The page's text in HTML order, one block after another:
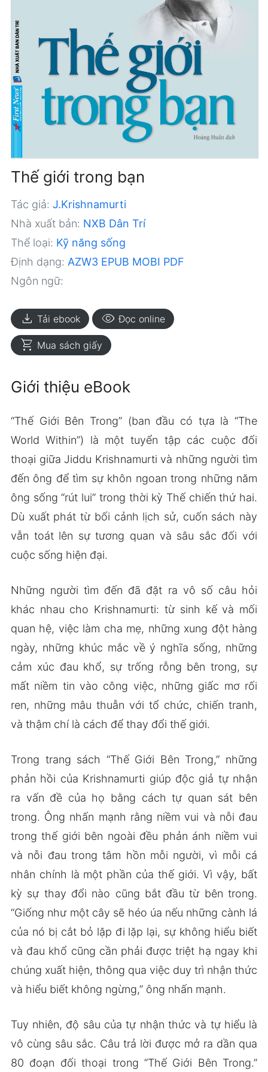
Thế giới trong bạn
Tác giả: J.Krishnamurti
Nhà xuất bản: NXB Dân Trí
Thể loại: Kỹ năng sống
Định dạng: AZW3 EPUB MOBI PDF
Ngôn ngữ:
download Tải ebook visibility Đọc online
shopping_cart Mua sách giấy
Giới thiệu eBook
“Thế Giới Bên Trong” (ban đầu có tựa là “The
World Within”) là một tuyển tập các cuộc đối
thoại giữa Jiddu Krishnamurti và những người tìm
đến ông để tìm sự khôn ngoan trong những năm
ông sống “rút lui” trong thời kỳ Thế chiến thứ hai.
Dù xuất phát từ bối cảnh lịch sử, cuốn sách này
vẫn toát lên sự tương quan và sâu sắc đối với
cuộc sống hiện đại.
Những người tìm đến đã đặt ra vô số câu hỏi
khác nhau cho Krishnamurti: từ sinh kế và mối
quan hệ, việc làm cha mẹ, những xung đột hàng
ngày, những khúc mắc về ý nghĩa sống, những
cảm xúc đau khổ, sự trống rỗng bên trong, sự
mất niềm tin vào công việc, những giấc mơ rối
ren, những mâu thuẫn với tổ chức, chiến tranh,
và thậm chí là cách để thay đổi thế giới.
Trong trang sách “Thế Giới Bên Trong,” những
phản hồi của Krishnamurti giúp độc giả tự nhận
ra vấn đề của họ bằng cách tự quan sát bên
trong. Ông nhấn mạnh rằng niềm vui và nỗi đau
trong thế giới bên ngoài đều phản ánh niềm vui
và nỗi đau trong tâm hồn mỗi người, vì mỗi cá
nhân chính là một phần của thế giới. Vì vậy, bất
kỳ sự thay đổi nào cũng bắt đầu từ bên trong.
“Giống như một cây sẽ héo úa nếu những cành lá
của nó bị cắt bỏ lặp đi lặp lại, sự không hiểu biết
và đau khổ cũng cần phải được triệt hạ ngay khi
chúng xuất hiện, thông qua việc duy trì nhận thức
và hiểu biết không ngừng,” ông nhấn mạnh.
Tuy nhiên, độ sâu của tự nhận thức và tự hiểu là
vô cùng sâu sắc. Câu trả lời được mở ra dần qua
80 đoạn đối thoại trong “Thế Giới Bên Trong.”